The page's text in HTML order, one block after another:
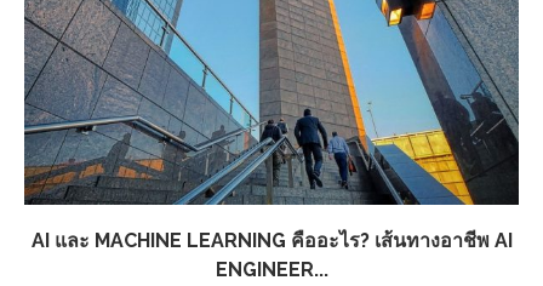
AI และ MACHINE LEARNING คืออะไร? เส้นทางอาชีพ AI
ENGINEER...